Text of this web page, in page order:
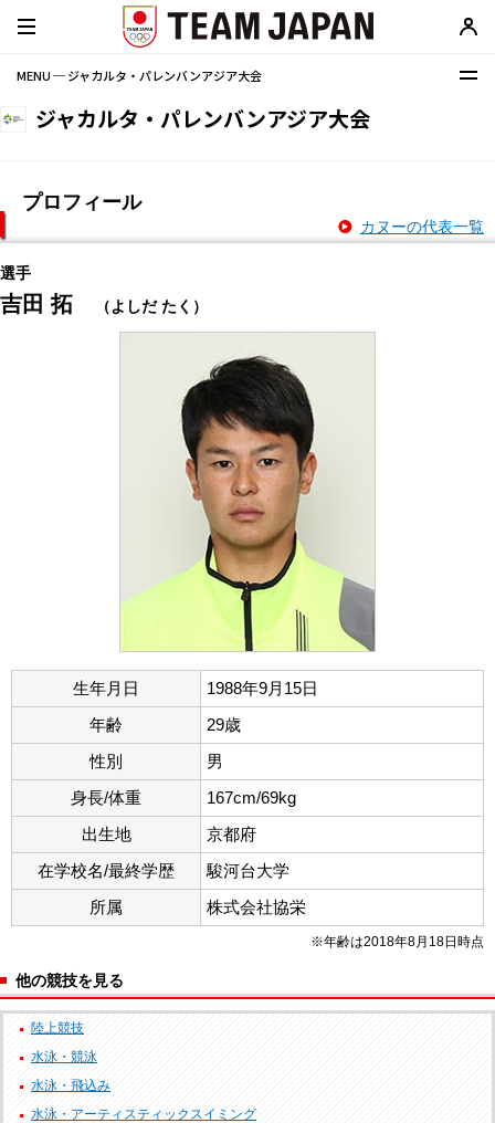
MENU ─ ジャカルタ・パレンバンアジア大会
ジャカルタ・パレンバンアジア大会
プロフィール
カヌーの代表一覧
選手
吉田 拓 （よしだ たく）
生年月日
1988年9月15日
年齢
29歳
性別
男
身長/体重
167cm/69kg
出生地
京都府
在学校名/最終学歴
駿河台大学
所属
株式会社協栄
※年齢は2018年8月18日時点
他の競技を見る
陸上競技
水泳・競泳
水泳・飛込み
水泳・アーティスティックスイミング